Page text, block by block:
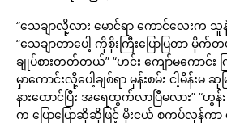
“သေချာလို့လား မောင်ရာ ကောင်လေးက သူ
“သေချာတာပေါ့ ကိုစိုးကြီးပြောပြတာ
ချုပ်စားတတ်တယ်” “ဟင်း ကျော်မကောင်း က
မှာကောင်းလို့ပေါ့ချစ်ရာ မှန်းစမ်း ငါ့မိန်းမ
နားထောင်ပြီး အရေထွက်လာပြီမလား” “ဟွ
က ပြောပြောဆိုဆိုဖြင့် မိုးငယ် စကပ်လှန်က